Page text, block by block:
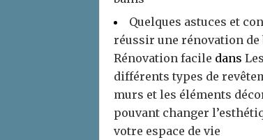
Quelques astuces et
réussir une rénovation de
Rénovation facile dans Les
différents types de
murs et les éléments
pouvant changer
votre espace de vie